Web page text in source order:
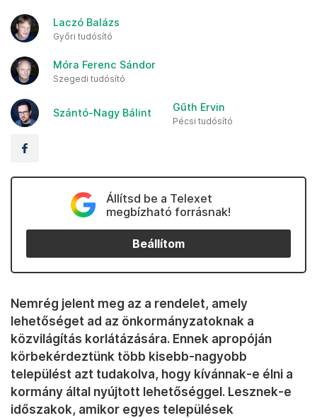
Laczó Balázs
Győri tudósító
Móra Ferenc Sándor
Szegedi tudósító
Szántó-Nagy Bálint Gűth Ervin
Pécsi tudósító
Állítsd be a Telexet
megbízható forrásnak!
Beállítom
Nemrég jelent meg az a rendelet, amely
lehetőséget ad az önkormányzatoknak a
közvilágítás korlátázására. Ennek apropóján
körbekérdeztünk több kisebb-nagyobb
települést azt tudakolva, hogy kívánnak-e élni a
kormány által nyújtott lehetőséggel. Lesznek-e
időszakok, amikor egyes települések